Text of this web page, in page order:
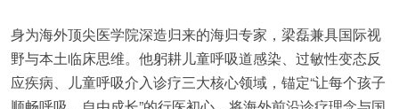
身为海外顶尖医学院深造归来的海归专家，梁磊兼具国际视
野与本土临床思维。他躬耕儿童呼吸道感染、过敏性变态反
应疾病、儿童呼吸介入诊疗三大核心领域，锚定“让每个孩子